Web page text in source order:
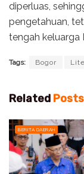
diperluas,
pengetahuan,
tengah keluarga
Tags: Bogor
Related Posts
BERITA DAERAH